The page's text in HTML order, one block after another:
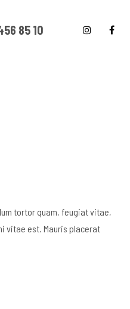
85 10
tortor quam, feugiat vitae,
vitae est. Mauris placerat